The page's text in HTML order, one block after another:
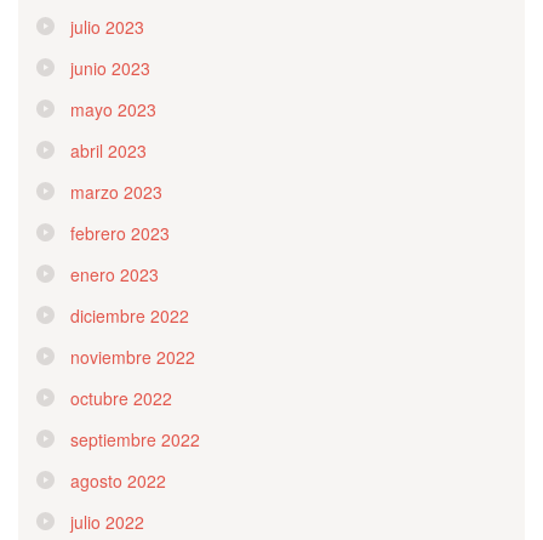
julio 2023
junio 2023
mayo 2023
abril 2023
marzo 2023
febrero 2023
enero 2023
diciembre 2022
noviembre 2022
octubre 2022
septiembre 2022
agosto 2022
julio 2022